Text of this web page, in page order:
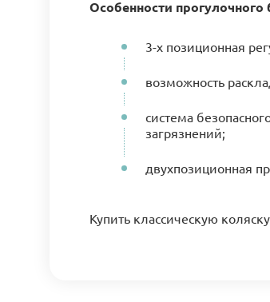
Особенности прогулочного
3-х позиционная
возможность
система
загрязнений;
двухпозиционная
Купить классическую